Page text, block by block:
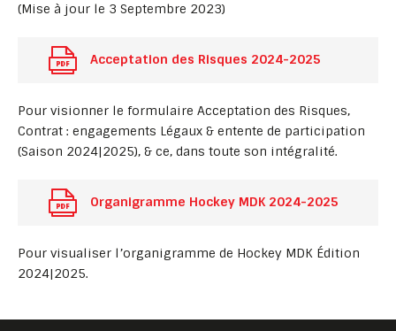
(Mise à jour le 3 Septembre 2023)
Acceptation des Risques 2024-2025
Pour visionner le formulaire Acceptation des Risques,
Contrat : engagements Légaux & entente de participation
(Saison 2024|2025), & ce, dans toute son intégralité.
Organigramme Hockey MDK 2024-2025
Pour visualiser l’organigramme de Hockey MDK Édition
2024|2025.